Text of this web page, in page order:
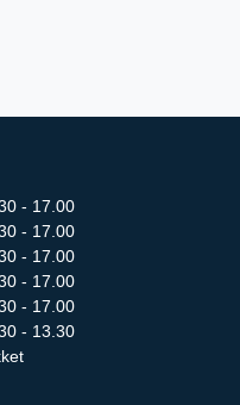
- 17.00
- 17.00
- 17.00
- 17.00
- 17.00
- 13.30